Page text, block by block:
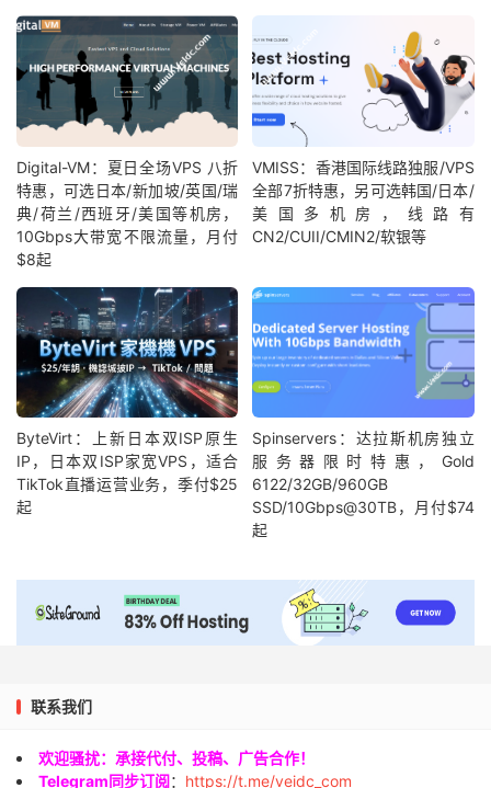
Digital-VM：夏日全场VPS 八折
特惠，可选日本/新加坡/英国/瑞
典/荷兰/西班牙/美国等机房，
10Gbps大带宽不限流量，月付
$8起
VMISS：香港国际线路独服/VPS
全部7折特惠，另可选韩国/日本/
美国多机房，线路有
CN2/CUII/CMIN2/软银等
ByteVirt：上新日本双ISP原生
IP，日本双ISP家宽VPS，适合
TikTok直播运营业务，季付$25
起
Spinservers：达拉斯机房独立
服务器限时特惠，Gold
6122/32GB/960GB
SSD/10Gbps@30TB，月付$74
起
联系我们
欢迎骚扰：承接代付、投稿、广告合作！
Telegram同步订阅： https://t.me/veidc_com